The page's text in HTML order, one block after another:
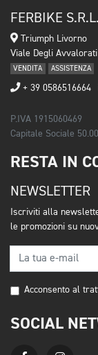
FERBIKE S.R.L.
Triumph Livorno
Viale Degli
VENDITA ASSISTENZA
+ 39 0586516664
P.IVA 1915060469
Capitale Sociale
RESTA IN
NEWSLETTER
Iscriviti alla
le promozioni su
Acconsento al
SOCIAL